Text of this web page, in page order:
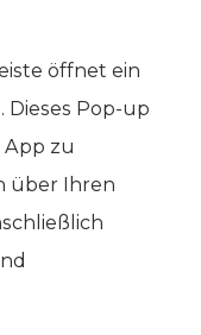
öffnet ein
Dieses Pop-up
zu
über Ihren